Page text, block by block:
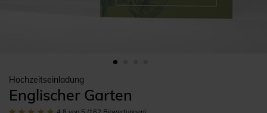
Hochzeitseinladung
Englischer Garten